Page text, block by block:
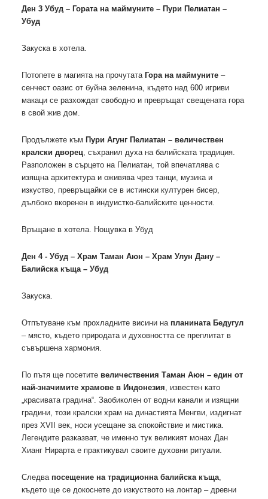
Ден 3 Убуд – Гората на маймуните – Пури Пелиатан –
Убуд
Закуска в хотела.
Потопете в магията на прочутата Гора на маймуните –
сенчест оазис от буйна зеленина, където над 600 игриви
макаци се разхождат свободно и превръщат свещената гора
в свой жив дом.
Продължете към Пури Агунг Пелиатан – величествен
кралски дворец, съхранил духа на балийската традиция.
Разположен в сърцето на Пелиатан, той впечатлява с
изящна архитектура и оживява чрез танци, музика и
изкуство, превръщайки се в истински културен бисер,
дълбоко вкоренен в индуистко-балийските ценности.
Връщане в хотела. Нощувка в Убуд
Ден 4 - Убуд – Храм Таман Аюн – Храм Улун Дану –
Балийска къща – Убуд
Закуска.
Отпътуване към прохладните висини напланината Бедугул
– място, където природата и духовността се преплитат в
съвършена хармония.
По пътя ще посетите величествения Таман Аюн – един от
най-значимите храмове в Индонезия, известен като
„красивата градина“. Заобиколен от водни канали и изящни
градини, този кралски храм на династията Менгви, издигнат
през XVII век, носи усещане за спокойствие и мистика.
Легендите разказват, че именно тук великият монах Дан
Хианг Нирарта е практикувал своите духовни ритуали.
Следва посещение на традиционна балийска къща,
където ще се докоснете до изкуството на лонтар – древни